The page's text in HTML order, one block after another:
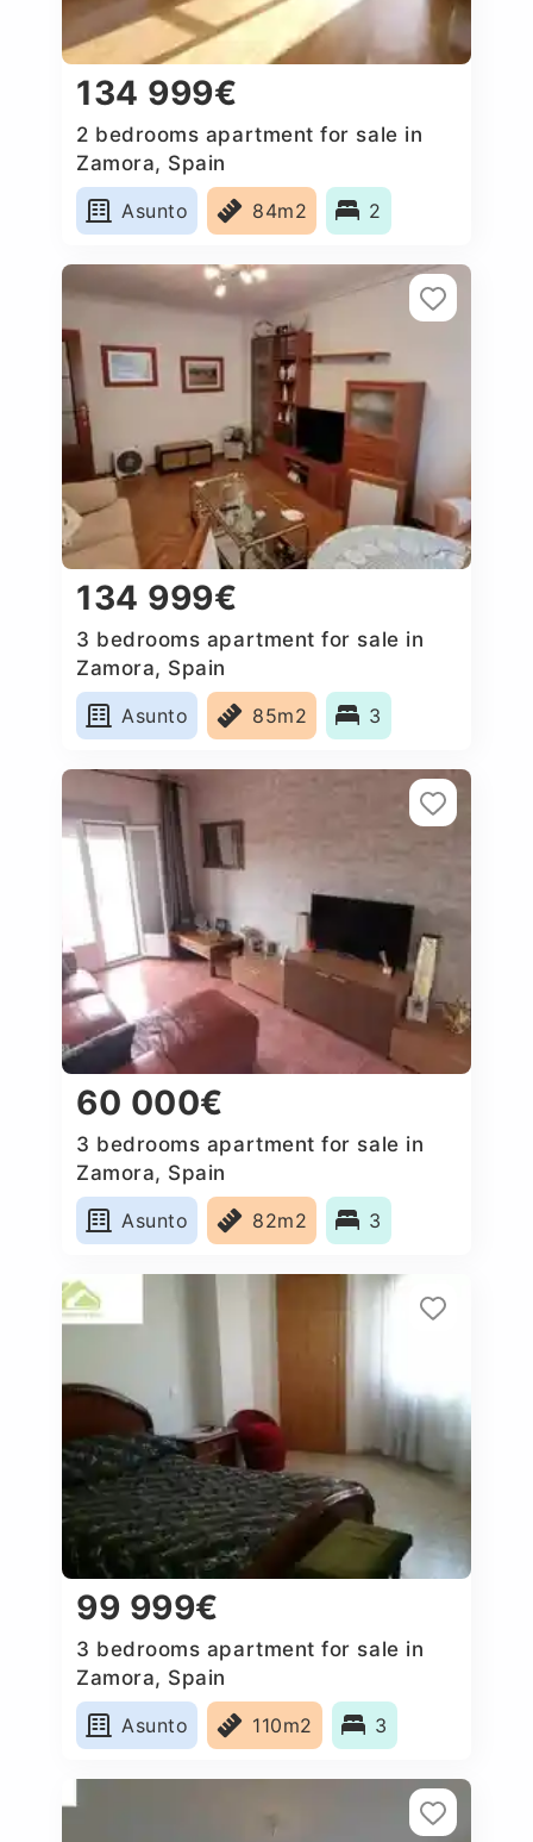
134 999€
2 bedrooms apartment for sale in
Zamora, Spain
Asunto
84m2 2
134 999€
3 bedrooms apartment for sale in
Zamora, Spain
Asunto
85m2 3
60 000€
3 bedrooms apartment for sale in
Zamora, Spain
Asunto
82m2 3
99 999€
3 bedrooms apartment for sale in
Zamora, Spain
Asunto
110m2 3